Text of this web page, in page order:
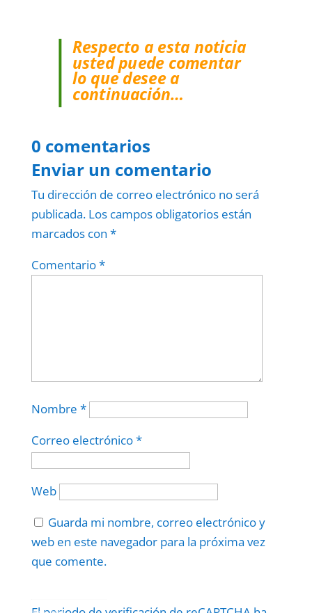
Respecto a esta noticia
usted puede comentar
lo que desee a
continuación…
0 comentarios
Enviar un comentario
Tu dirección de correo electrónico no será
publicada. Los campos obligatorios están
marcados con *
Comentario*
Nombre *
Correo electrónico*
Web
Guarda mi nombre, correo electrónico y
web en este navegador para la próxima vez
que comente.